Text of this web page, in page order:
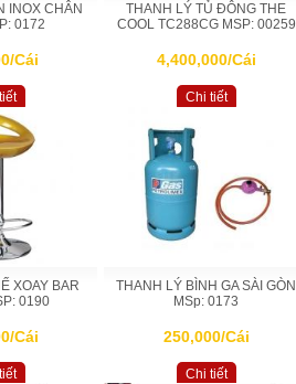
INOX CHÂN
0172
Cái
THANH LÝ TỦ ĐÔNG THE
COOL TC288CG MSP: 00259
4,400,000/Cái
Chi tiết
XOAY BAR
0190
Cái
THANH LÝ BÌNH GA SÀI GÒN
MSp: 0173
250,000/Cái
Chi tiết